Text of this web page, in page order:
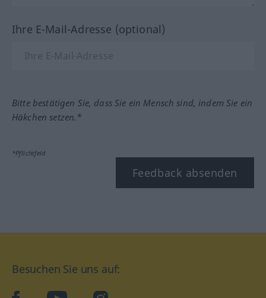
Ihre E-Mail-Adresse (optional)
Bitte bestätigen Sie, dass Sie ein Mensch sind, indem Sie ein
Häkchen setzen.*
*Pflichtfeld
Feedback absenden
Besuchen Sie uns auf: